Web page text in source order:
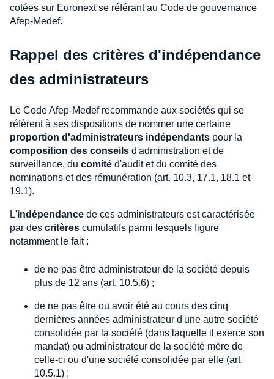
cotées sur Euronext se référant au Code de gouvernance
Afep-Medef.
Rappel des critères d'indépendance
des administrateurs
Le Code Afep-Medef recommande aux sociétés qui se
réfèrent à ses dispositions de nommer une certaine
proportion d'administrateurs indépendants pour la
composition des conseils d'administration et de
surveillance, du comité d'audit et du comité des
nominations et des rémunération (art. 10.3, 17.1, 18.1 et
19.1).
L'indépendance de ces administrateurs est caractérisée
par des critères cumulatifs parmi lesquels figure
notamment le fait :
de ne pas être administrateur de la société depuis
plus de 12 ans (art. 10.5.6) ;
de ne pas être ou avoir été au cours des cinq
dernières années administrateur d'une autre société
consolidée par la société (dans laquelle il exerce son
mandat) ou administrateur de la société mère de
celle-ci ou d'une société consolidée par elle (art.
10.5.1) ;